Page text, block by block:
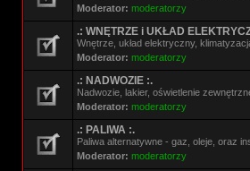
Moderator: moderatorzy
.: WNĘTRZE i UKŁAD
Wnętrze, układ elektryczny,
Moderator: moderatorzy
.: NADWOZIE :.
Nadwozie, lakier, oświetlenie
Moderator: moderatorzy
.: PALIWA :.
Paliwa alternatywne - gaz, oleje, oraz
Moderator: moderatorzy